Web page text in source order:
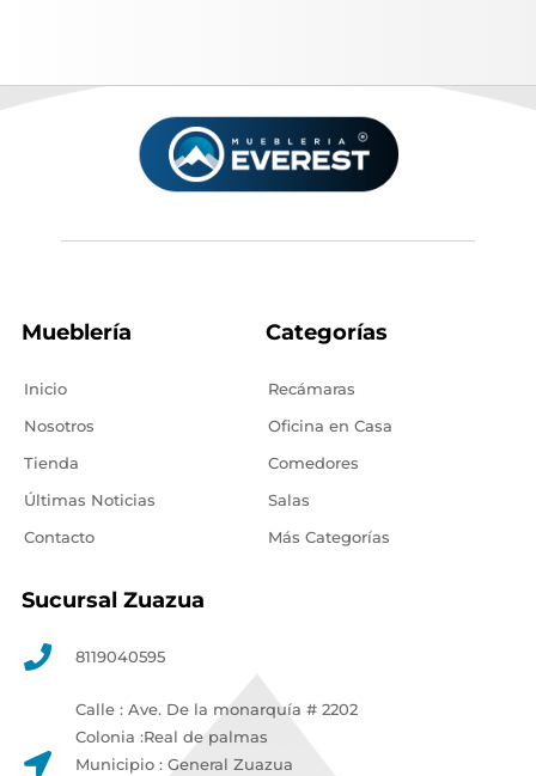
Mueblería
Inicio
Nosotros
Tienda
Últimas Noticias
Contacto
Categorías
Recámaras
Oficina en Casa
Comedores
Salas
Más Categorías
Sucursal Zuazua
8119040595
Calle : Ave. De la monarquía # 2202
Colonia :Real de palmas
Municipio : General Zuazua